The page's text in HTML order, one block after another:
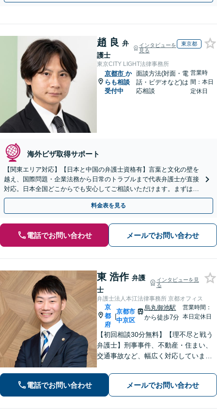
趙 良 弁
護士
インタビューを
見る
東京都
東京CITY LIGHT法律事務所
京都市 か
らも相談
受付中
面談方法(対面・電
話・ビデオなど)は
応相談
営業時
間：本日
定休日
海外ビザ取得サポート
【関東エリア対応】【日本と中国の弁護士資格有】言葉と文化の壁を
越え、国際問題・企業法務から日常のトラブルまで代表弁護士が直接
対応。日本全国どこからでも安心してご相談いただけます。まずは一
歩を踏み出してみませんか。【初回相談無料】
料金表を見る
電話でお問い合わせ メールでお問い合わせ
東 浩作 弁護
士
インタビューを見
る
弁護士法人本江法律事務所 京都オフィス
京
都
府
|
京都市
中京区
烏丸御池駅
から徒歩7分
営業時間：
本日定休日
【初回相談30分無料】【理不尽と戦う
弁護士】刑事事件、不動産・住まい、
交通事故など、幅広く対応していま
い、最善の結果を目指します。お困り
の場合は、お気軽に弁護士にご相談く
ださい。【電話・メール・WEB相談
可】
電話でお問い合わせ メールでお問い合わせ